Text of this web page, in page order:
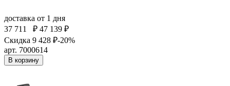
доставка от 1 дня
37 711
₽ 47 139 ₽
Скидка 9 428 ₽-20%
арт. 7000614
В корзину